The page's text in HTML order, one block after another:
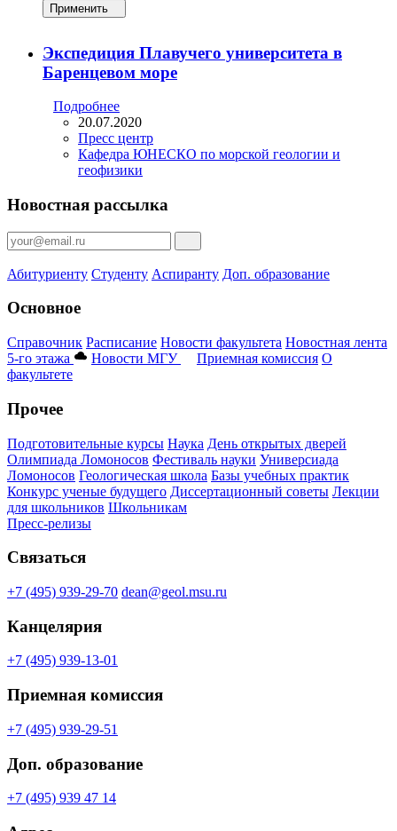
Применить
Экспедиция Плавучего университета в
Баренцевом море
Подробнее
20.07.2020
Пресс центр
Кафедра ЮНЕСКО по морской геологии и
геофизики
Новостная рассылка
Абитуриенту Студенту Аспиранту Доп. образование
Основное
Справочник Расписание Новости факультета Новостная лента
5-го этажа
Новости МГУ Приемная комиссия О
факультете
Прочее
Подготовительные курсы Наука День открытых дверей
Олимпиада Ломоносов Фестиваль науки Универсиада
Ломоносов Геологическая школа Базы учебных практик
Конкурс ученые будущего Диссертационный советы Лекции
для школьников Школьникам
Пресс-релизы
Связаться
+7 (495) 939-29-70 dean@geol.msu.ru
Канцелярия
+7 (495) 939-13-01
Приемная комиссия
+7 (495) 939-29-51
Доп. образование
+7 (495) 939 47 14